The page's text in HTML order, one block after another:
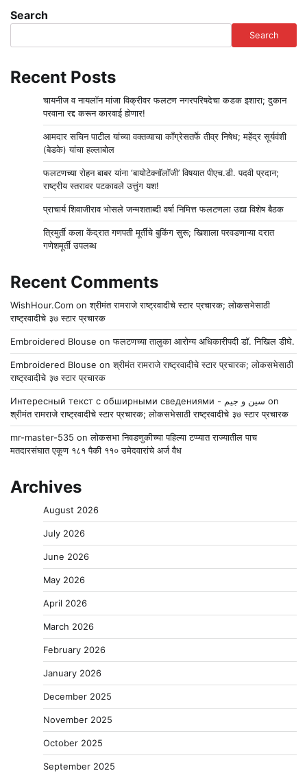
Search
Search
Recent Posts
चायनीज व नायलॉन मांजा विक्रीवर फलटण नगरपरिषदेचा कडक इशारा; दुकान
परवाना रद्द करून कारवाई होणार!
आमदार सचिन पाटील यांच्या वक्तव्याचा काँग्रेसतर्फे तीव्र निषेध; महेंद्र सूर्यवंशी
(बेडके) यांचा हल्लाबोल
फलटणच्या रोहन बाबर यांना ‘बायोटेक्नॉलॉजी’ विषयात पीएच.डी. पदवी प्रदान;
राष्ट्रीय स्तरावर पटकावले उत्तुंग यश!
प्राचार्य शिवाजीराव भोसले जन्मशताब्दी वर्षा निमित्त फलटणला उद्या विशेष बैठक
त्रिमुर्ती कला केंद्रात गणपती मूर्तींचे बुकिंग सुरू; खिशाला परवडणाऱ्या दरात
गणेशमूर्ती उपलब्ध
Recent Comments
WishHour.Com onश्रीमंत रामराजे राष्ट्रवादीचे स्टार प्रचारक; लोकसभेसाठी
राष्ट्रवादीचे ३७ स्टार प्रचारक
Embroidered Blouse onफलटणच्या तालुका आरोग्य अधिकारीपदी डॉ. निखिल डीघे.
Embroidered Blouse onश्रीमंत रामराजे राष्ट्रवादीचे स्टार प्रचारक; लोकसभेसाठी
राष्ट्रवादीचे ३७ स्टार प्रचारक
Интересный текст с обширными сведениями - سين و جيم on
श्रीमंत रामराजे राष्ट्रवादीचे स्टार प्रचारक; लोकसभेसाठी राष्ट्रवादीचे ३७ स्टार प्रचारक
mr-master-535 onलोकसभा निवडणुकीच्या पहिल्या टप्प्यात राज्यातील पाच
मतदारसंघात एकूण १८१ पैकी ११० उमेदवारांचे अर्ज वैध
Archives
August 2026
July 2026
June 2026
May 2026
April 2026
March 2026
February 2026
January 2026
December 2025
November 2025
October 2025
September 2025